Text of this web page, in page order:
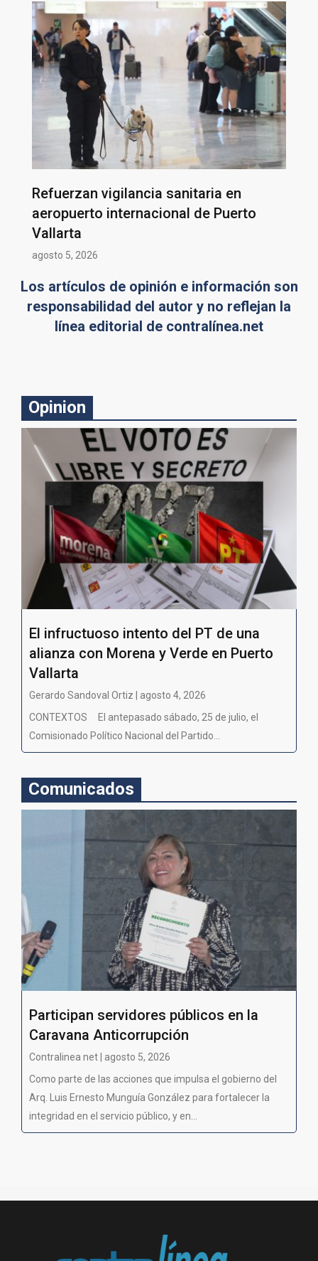
Refuerzan vigilancia sanitaria en
aeropuerto internacional de Puerto
Vallarta
agosto 5, 2026
Los artículos de opinión e información son
responsabilidad del autor y no reflejan la
línea editorial de contralínea.net
Opinion
El infructuoso intento del PT de una
alianza con Morena y Verde en Puerto
Vallarta
Gerardo Sandoval Ortiz | agosto 4, 2026
CONTEXTOS El antepasado sábado, 25 de julio, el
Comisionado Político Nacional del Partido...
Comunicados
Participan servidores públicos en la
Caravana Anticorrupción
Contralinea net | agosto 5, 2026
Como parte de las acciones que impulsa el gobierno del
Arq. Luis Ernesto Munguía González para fortalecer la
integridad en el servicio público, y en...